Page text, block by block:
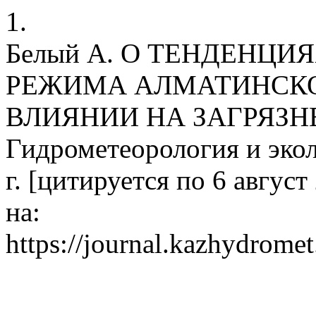
1.
Белый А. О
РЕЖИМА
ВЛИЯНИИ НА
Гидрометеорология и
г. [цитируется по 6
на:
https://